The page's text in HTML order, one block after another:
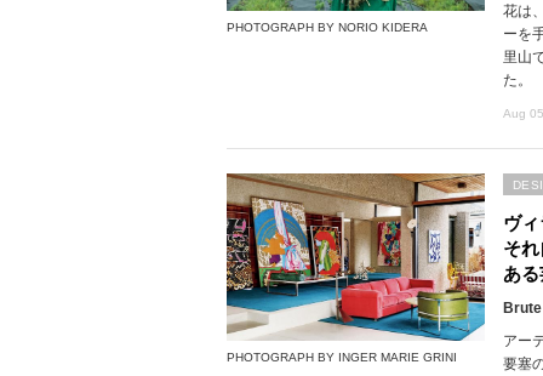
PHOTOGRAPH BY NORIO KIDERA
花は
ーを
里山
た。
Aug
PHOTOGRAPH BY INGER MARIE GRINI
ヴ
それ
あ
アー
要塞